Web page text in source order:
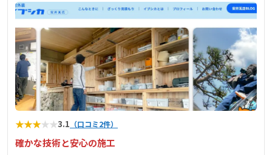
★★★★★3.1 （口コミ2件）
確かな技術と安心の施工